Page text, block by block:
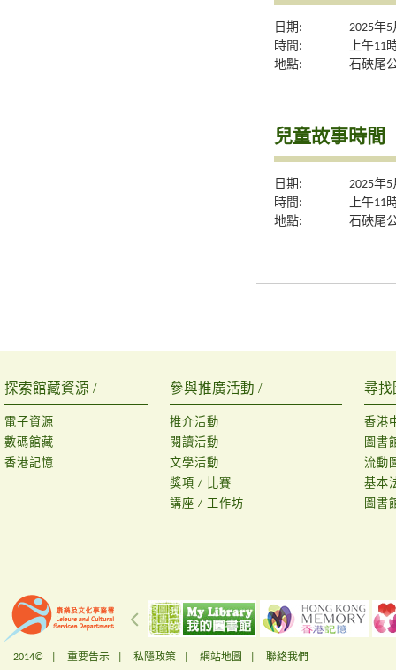
日期:
2025年
時間:
上午11
地點:
石硤尾
兒童故事時間
日期:
2025年
時間:
上午11
地點:
石硤尾
探索館藏資源 /
電子資源
數碼館藏
香港記憶
參與推廣活動 /
推介活動
閱讀活動
文學活動
獎項 / 比賽
講座 / 工作坊
尋找
香港
圖書
流動
基本
圖書
2014© | 重要告示 私隱政策 網站地圖 聯絡我們